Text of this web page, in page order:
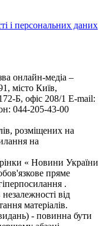
і персональних даних
онлайн-медіа –
місто Київ,
Б, офіс 208/1 E-mail:
044-205-43-00
розміщених на
на
« Новини України
пряме
.
від
матеріалів.
- повинна бути